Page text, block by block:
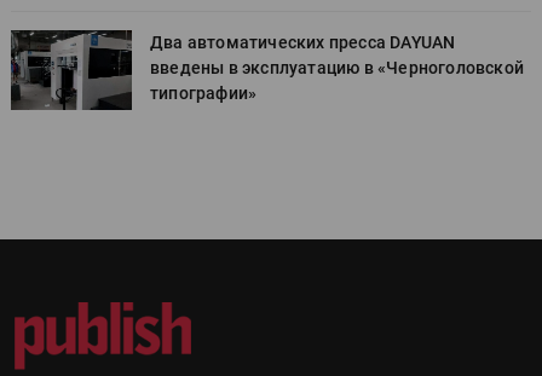
Два автоматических пресса DAYUAN
введены в эксплуатацию в «Черноголовской
типографии»